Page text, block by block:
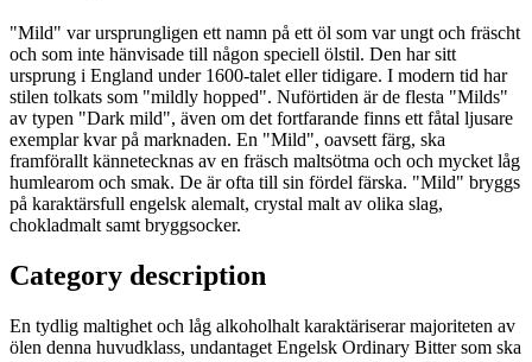
"Mild" var ursprungligen ett namn på ett öl som var ungt och fräscht
och som inte hänvisade till någon speciell ölstil. Den har sitt
ursprung i England under 1600-talet eller tidigare. I modern tid har
stilen tolkats som "mildly hopped". Nuförtiden är de flesta "Milds"
av typen "Dark mild", även om det fortfarande finns ett fåtal ljusare
exemplar kvar på marknaden. En "Mild", oavsett färg, ska
framförallt kännetecknas av en fräsch maltsötma och och mycket låg
humlearom och smak. De är ofta till sin fördel färska. "Mild" bryggs
på karaktärsfull engelsk alemalt, crystal malt av olika slag,
chokladmalt samt bryggsocker.
Category description
En tydlig maltighet och låg alkoholhalt karaktäriserar majoriteten av
ölen denna huvudklass, undantaget Engelsk Ordinary Bitter som ska